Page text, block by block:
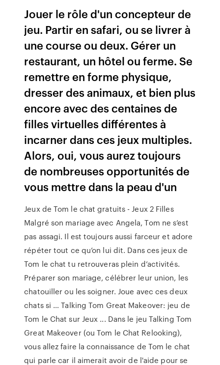
Jouer le rôle d'un concepteur de
jeu. Partir en safari, ou se livrer à
une course ou deux. Gérer un
restaurant, un hôtel ou ferme. Se
remettre en forme physique,
dresser des animaux, et bien plus
encore avec des centaines de
filles virtuelles différentes à
incarner dans ces jeux multiples.
Alors, oui, vous aurez toujours
de nombreuses opportunités de
vous mettre dans la peau d'un
Jeux de Tom le chat gratuits - Jeux 2 Filles
Malgré son mariage avec Angela, Tom ne s’est
pas assagi. Il est toujours aussi farceur et adore
répéter tout ce qu’on lui dit. Dans ces jeux de
Tom le chat tu retrouveras plein d’activités.
Préparer son mariage, célébrer leur union, les
chatouiller ou les soigner. Joue avec ces deux
chats si … Talking Tom Great Makeover: jeu de
Tom le Chat sur Jeux ... Dans le jeu Talking Tom
Great Makeover (ou Tom le Chat Relooking),
vous allez faire la connaissance de Tom le chat
qui parle car il aimerait avoir de l'aide pour se